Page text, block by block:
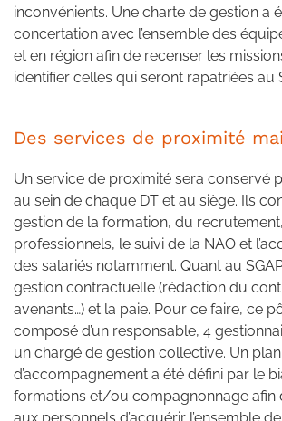
inconvénients. Une charte de gestion a
concertation avec l’ensemble des
et en région afin de recenser les
identifier celles qui seront rapatriées au
Des services de proximité
Un service de proximité sera conservé
au sein de chaque DT et au siège. Ils
gestion de la formation, du
professionnels, le suivi de la NAO et
des salariés notamment. Quant au
gestion contractuelle (rédaction du
avenants…) et la paie. Pour ce faire, ce
composé d’un responsable, 4
un chargé de gestion collective. Un plan
d’accompagnement a été défini par le
formations et/ou compagnonnage afin